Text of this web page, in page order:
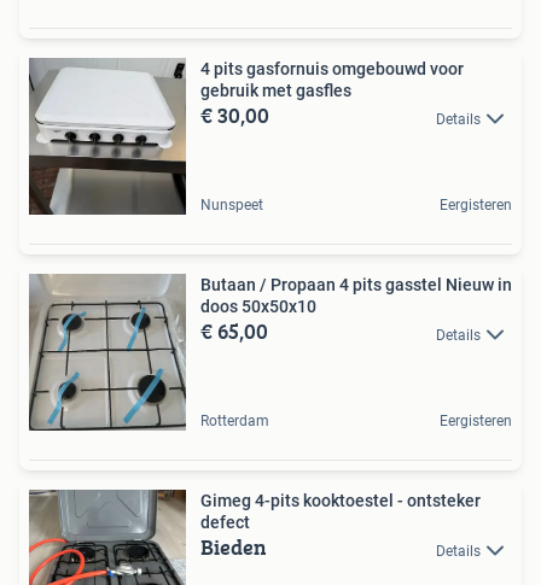
4 pits gasfornuis omgebouwd voor
gebruik met gasfles
€ 30,00 Details
Nunspeet Eergisteren
Butaan / Propaan 4 pits gasstel Nieuw in
doos 50x50x10
€ 65,00 Details
Rotterdam Eergisteren
Gimeg 4-pits kooktoestel - ontsteker
defect
Bieden Details